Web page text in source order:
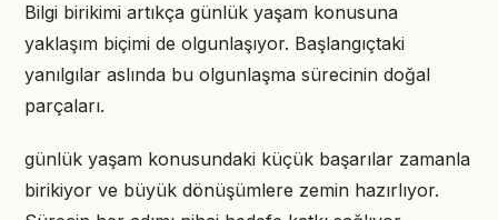
Bilgi birikimi artıkça günlük yaşam konusuna
yaklaşım biçimi de olgunlaşıyor. Başlangıçtaki
yanılgılar aslında bu olgunlaşma sürecinin doğal
parçaları.
günlük yaşam konusundaki küçük başarılar zamanla
birikiyor ve büyük dönüşümlere zemin hazırlıyor.